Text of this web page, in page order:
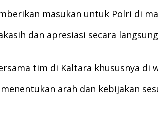
masukan untuk Polri di
dan apresiasi secara
tim di Kaltara khususnya di
arah dan kebijakan